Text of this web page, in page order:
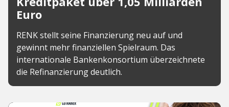
Euro
RENK stellt seine Finanzierung neu auf und
gewinnt mehr finanziellen Spielraum. Das
internationale Bankenkonsortium überzeichnete
die Refinanzierung deutlich.